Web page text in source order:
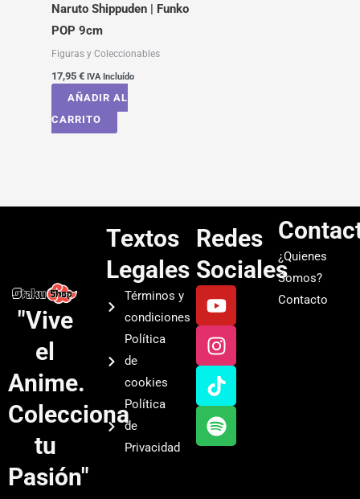
Naruto Shippuden | Funko
POP 9cm
Figuras y Coleccionables
17,95 € IVA Incluído
AÑADIR AL
CARRITO
"Vive
el
Anime.
Colecciona
tu
Pasión"
Textos
Legales
Términos y
condiciones
Política
de
cookies
Política
de
Privacidad
Redes
Sociales
Y
o
u
t
u
b
e
I
n
s
t
a
g
r
a
T
i
k
t
o
k
S
p
o
t
i
f
y
¿Quienes
Somos?
Contacto